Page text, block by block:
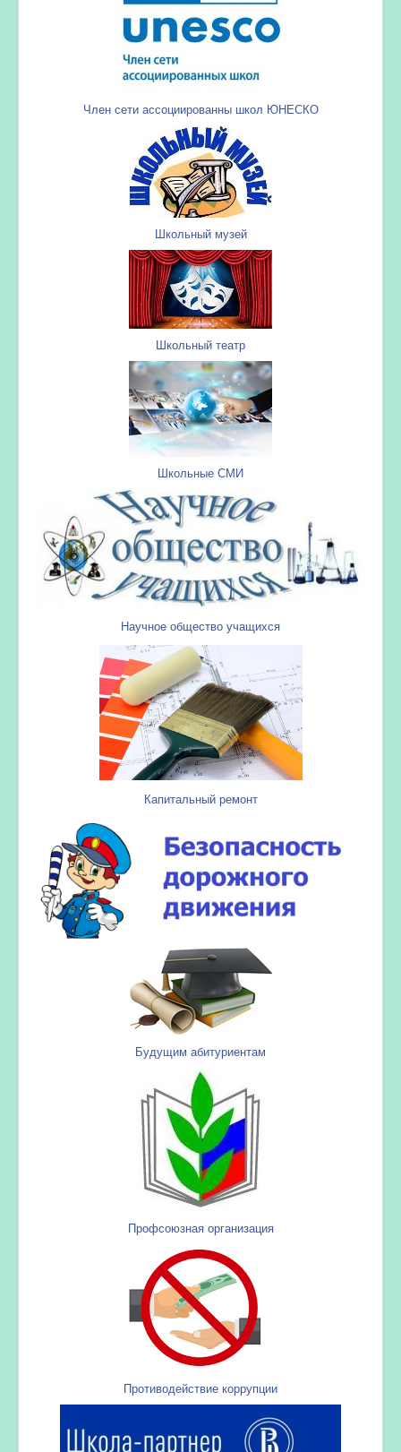
Член сети ассоциированны школ ЮНЕСКО
Школьный музей
Школьный театр
Школьные СМИ
Научное общество учащихся
Капитальный ремонт
Будущим абитуриентам
Профсоюзная организация
Противодействие коррупции